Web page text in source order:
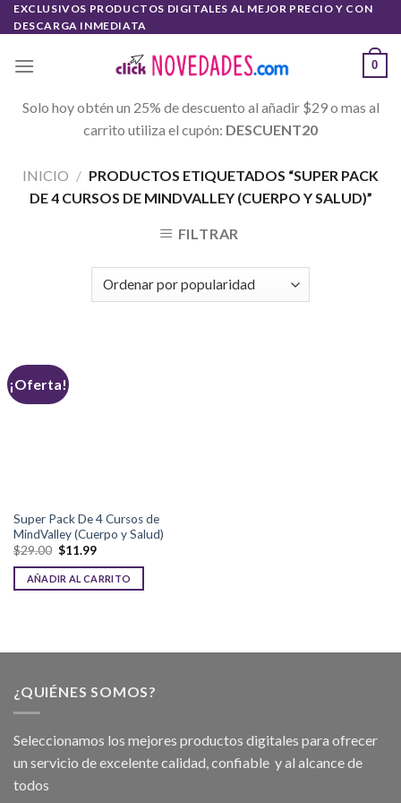
Skip
to
EXCLUSIVOS PRODUCTOS DIGITALES AL MEJOR PRECIO Y CON
DESCARGA INMEDIATA
0
Solo hoy obtén un 25% de descuento al añadir $29 o mas al
carrito utiliza el cupón: DESCUENT20
INICIO / PRODUCTOS ETIQUETADOS “SUPER PACK
DE 4 CURSOS DE MINDVALLEY (CUERPO Y SALUD)”
FILTRAR
¡Oferta!
Super Pack De 4 Cursos de
MindValley (Cuerpo y Salud)
$29.00 $11.99
AÑADIR AL CARRITO
¿QUIÉNES SOMOS?
Seleccionamos los mejores productos digitales para ofrecer
un servicio de excelente calidad, confiable y al alcance de
todos